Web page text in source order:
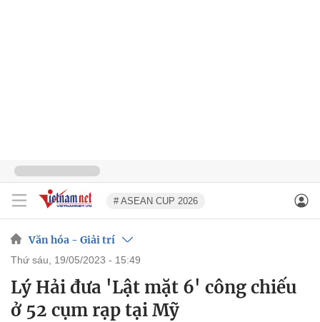
# ASEAN CUP 2026
Văn hóa - Giải trí
thứ sáu, 19/05/2023 - 15:49
Lý Hải đưa 'Lật mặt 6' công chiếu
ở 52 cụm rạp tại Mỹ